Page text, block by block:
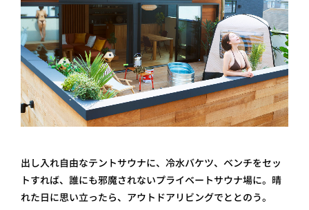
出し入れ自由なテントサウナに、冷水バケツ、ベンチをセッ
トすれば、誰にも邪魔されないプライベートサウナ場に。晴
れた日に思い立ったら、アウトドアリビングでととのう。